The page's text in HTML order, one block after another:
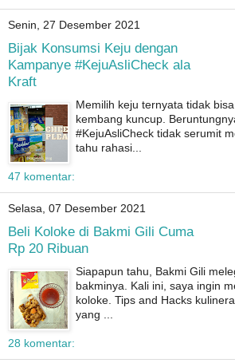
Senin, 27 Desember 2021
Bijak Konsumsi Keju dengan
Kampanye #KejuAsliCheck ala
Kraft
Memilih keju ternyata tidak
kembang kuncup.
#KejuAsliCheck tidak serumit
tahu rahasi...
47 komentar:
Selasa, 07 Desember 2021
Beli Koloke di Bakmi Gili Cuma
Rp 20 Ribuan
Siapapun tahu, Bakmi Gili
bakminya. Kali ini, saya ingin
koloke. Tips and Hacks
yang ...
28 komentar: